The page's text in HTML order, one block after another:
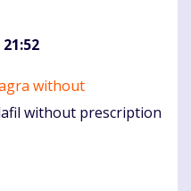
without
without prescription